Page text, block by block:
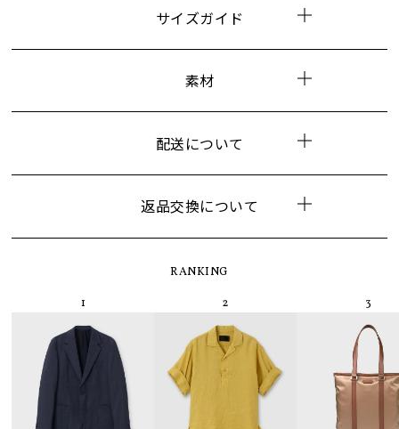
サイズガイド
素材
配送について
返品交換について
RANKING